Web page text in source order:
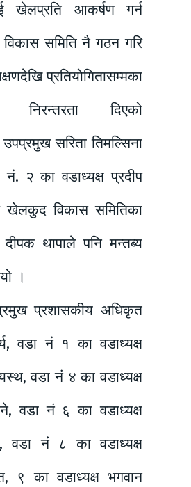
खेलप्रति आकर्षण गर्न
समिति नै गठन गरि
प्रतियोगितासम्मका
निरन्तरता दिएको
सरिता तिमल्सिना
नं. २ का वडाध्यक्ष प्रदीप
खेलकुद विकास समितिका
थापाले पनि मन्तब्य
।
प्रशासकीय अधिकृत
वडा नं १ का वडाध्यक्ष
वडा नं ४ का वडाध्यक्ष
वडा नं ६ का वडाध्यक्ष
वडा नंं ८ का वडाध्यक्ष
९ का वडाध्यक्ष भगवान